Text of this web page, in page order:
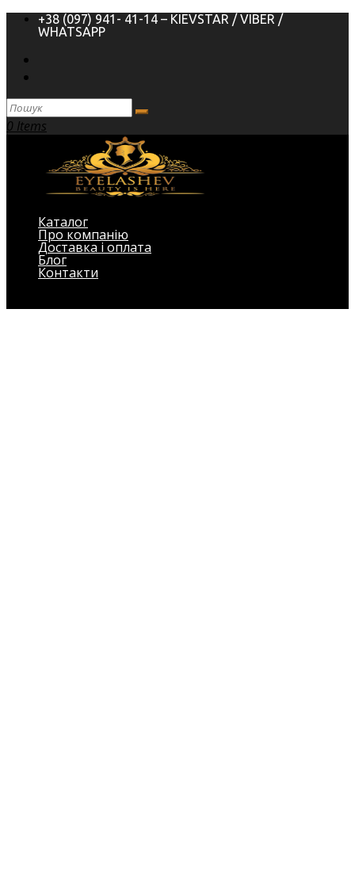
+38 (097) 941- 41-14 – KIEVSTAR / VIBER /
WHATSAPP
0 Items
Каталог
Про компанію
Доставка і оплата
Блог
Контакти